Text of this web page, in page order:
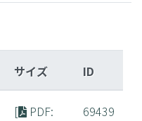
サイズ ID
[ PDF: 69439